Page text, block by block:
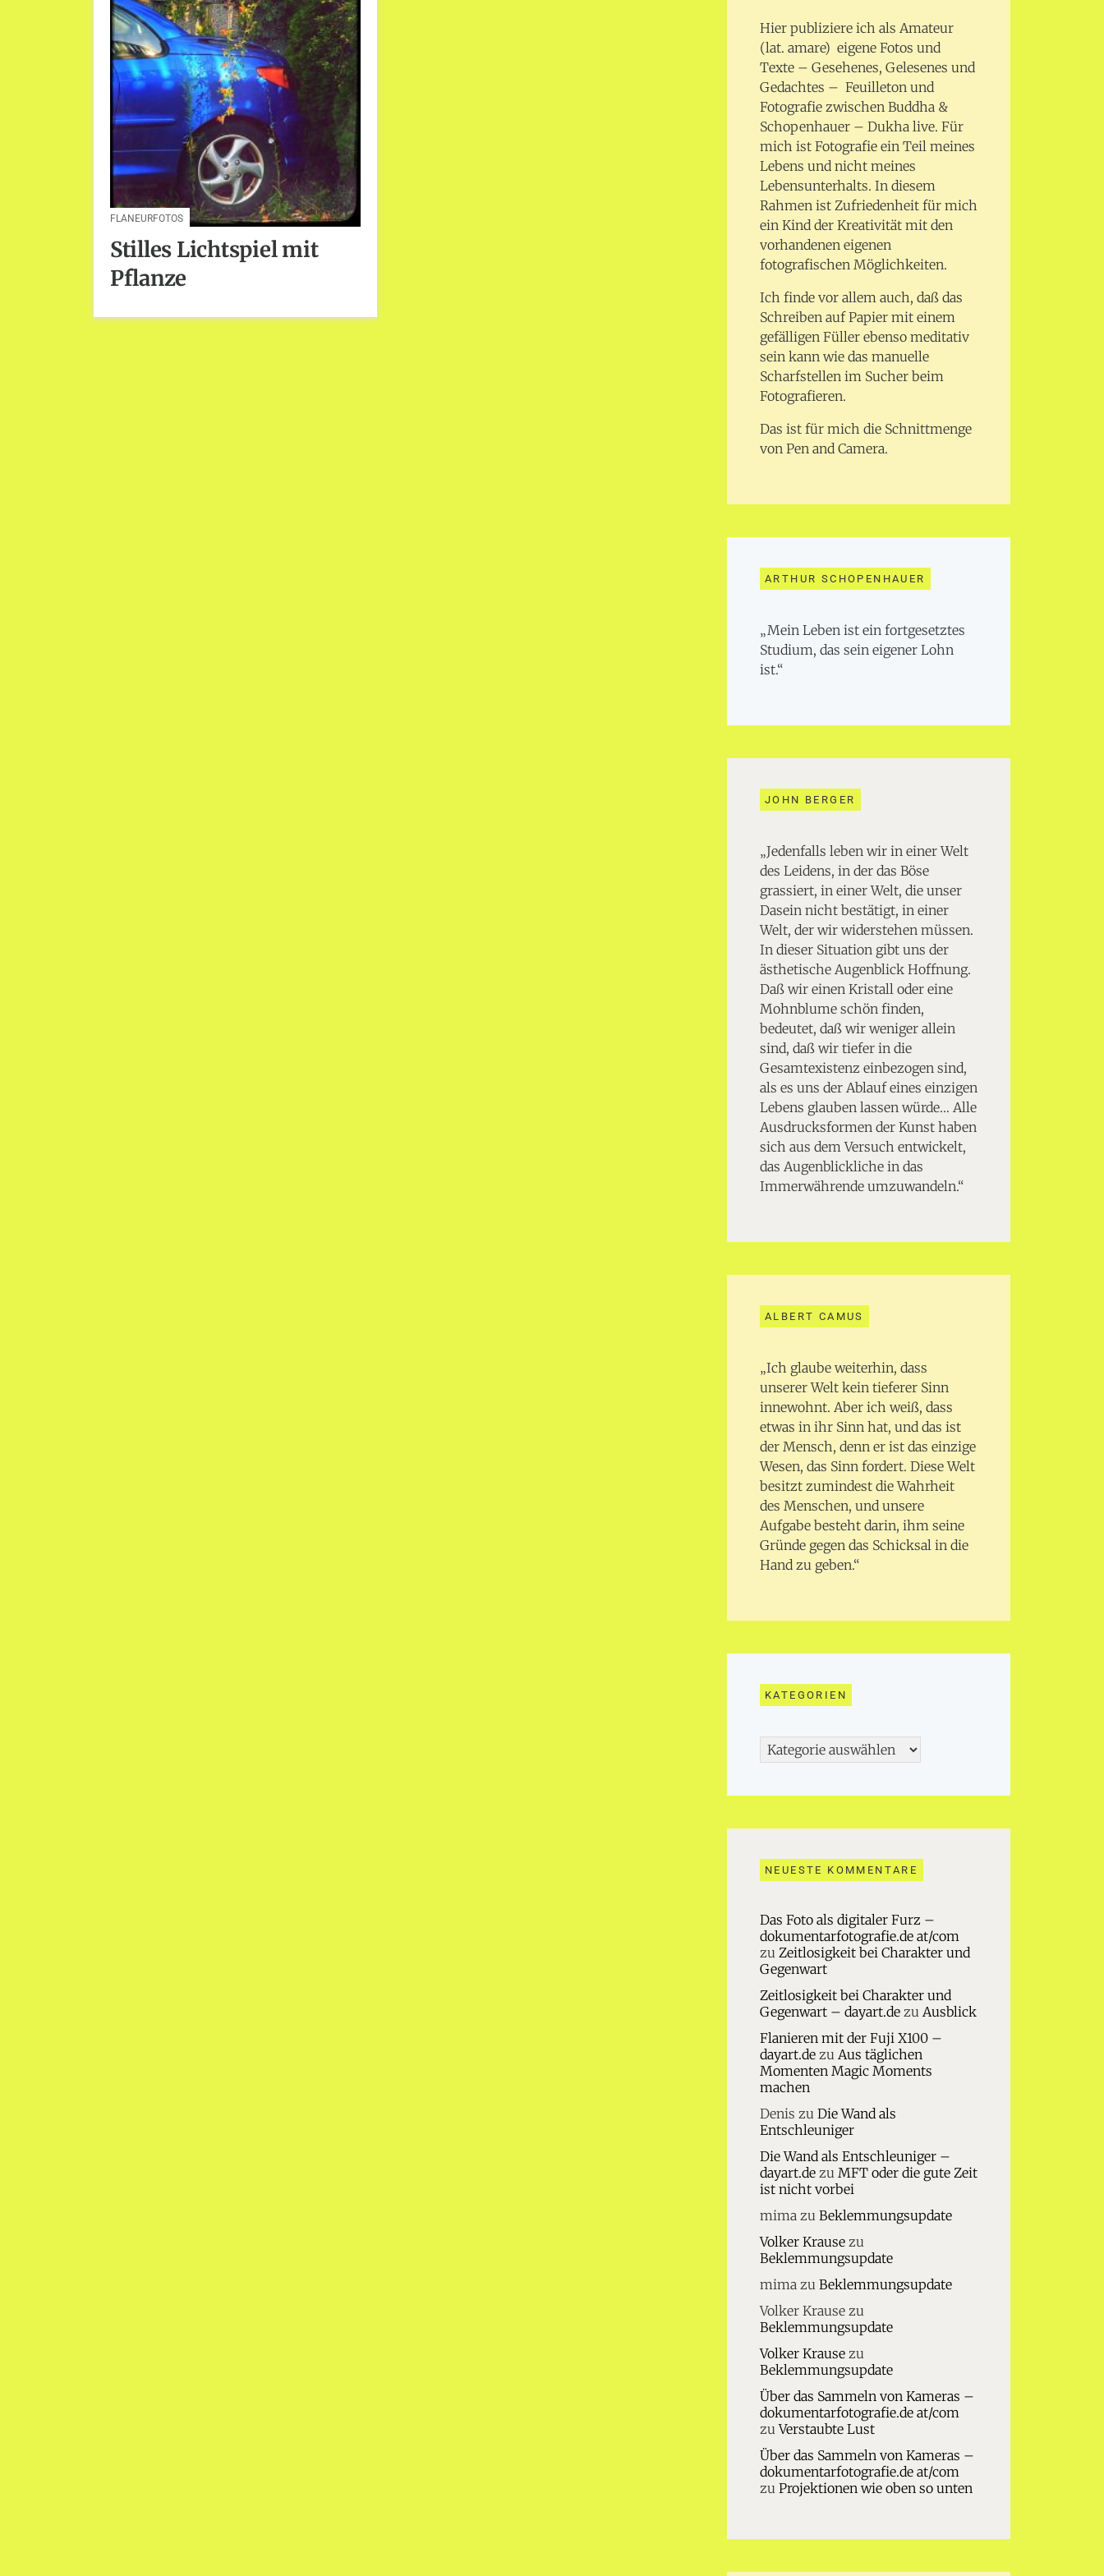
FLANEURFOTOS
Stilles Lichtspiel mit
Pflanze
Hier publiziere ich als Amateur
(lat. amare) eigene Fotos und
Texte – Gesehenes, Gelesenes und
Gedachtes – Feuilleton und
Fotografie zwischen Buddha &
Schopenhauer – Dukha live. Für
mich ist Fotografie ein Teil meines
Lebens und nicht meines
Lebensunterhalts. In diesem
Rahmen ist Zufriedenheit für mich
ein Kind der Kreativität mit den
vorhandenen eigenen
fotografischen Möglichkeiten.
Ich finde vor allem auch, daß das
Schreiben auf Papier mit einem
gefälligen Füller ebenso meditativ
sein kann wie das manuelle
Scharfstellen im Sucher beim
Fotografieren.
Das ist für mich die Schnittmenge
von Pen and Camera.
ARTHUR SCHOPENHAUER
„Mein Leben ist ein fortgesetztes
Studium, das sein eigener Lohn
ist.“
JOHN BERGER
„Jedenfalls leben wir in einer Welt
des Leidens, in der das Böse
grassiert, in einer Welt, die unser
Dasein nicht bestätigt, in einer
Welt, der wir widerstehen müssen.
In dieser Situation gibt uns der
ästhetische Augenblick Hoffnung.
Daß wir einen Kristall oder eine
Mohnblume schön finden,
bedeutet, daß wir weniger allein
sind, daß wir tiefer in die
Gesamtexistenz einbezogen sind,
als es uns der Ablauf eines einzigen
Lebens glauben lassen würde… Alle
Ausdrucksformen der Kunst haben
sich aus dem Versuch entwickelt,
das Augenblickliche in das
Immerwährende umzuwandeln.“
ALBERT CAMUS
„Ich glaube weiterhin, dass
unserer Welt kein tieferer Sinn
innewohnt. Aber ich weiß, dass
etwas in ihr Sinn hat, und das ist
der Mensch, denn er ist das einzige
Wesen, das Sinn fordert. Diese Welt
besitzt zumindest die Wahrheit
des Menschen, und unsere
Aufgabe besteht darin, ihm seine
Gründe gegen das Schicksal in die
Hand zu geben.“
KATEGORIEN
Kategorien
NEUESTE KOMMENTARE
Das Foto als digitaler Furz –
dokumentarfotografie.de at/com
zu Zeitlosigkeit bei Charakter und
Gegenwart
Zeitlosigkeit bei Charakter und
Gegenwart – dayart.dezu Ausblick
Flanieren mit der Fuji X100 –
dayart.dezu Aus täglichen
Momenten Magic Moments
machen
Denis zu Die Wand als
Entschleuniger
Die Wand als Entschleuniger –
dayart.dezu MFT oder die gute Zeit
ist nicht vorbei
mimazu Beklemmungsupdate
Volker Krausezu
Beklemmungsupdate
mimazu Beklemmungsupdate
Volker Krausezu
Beklemmungsupdate
Volker Krausezu
Beklemmungsupdate
Über das Sammeln von Kameras –
dokumentarfotografie.de at/com
zuVerstaubte Lust
Über das Sammeln von Kameras –
dokumentarfotografie.de at/com
zu Projektionen wie oben so unten